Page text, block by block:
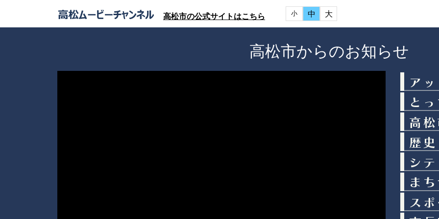
高松市の公式サイトはこちら 小 中 大
高松市からのお知らせ